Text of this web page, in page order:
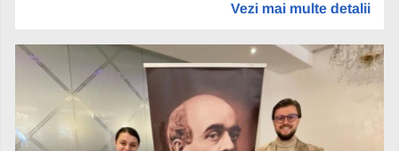
Vezi mai multe detalii